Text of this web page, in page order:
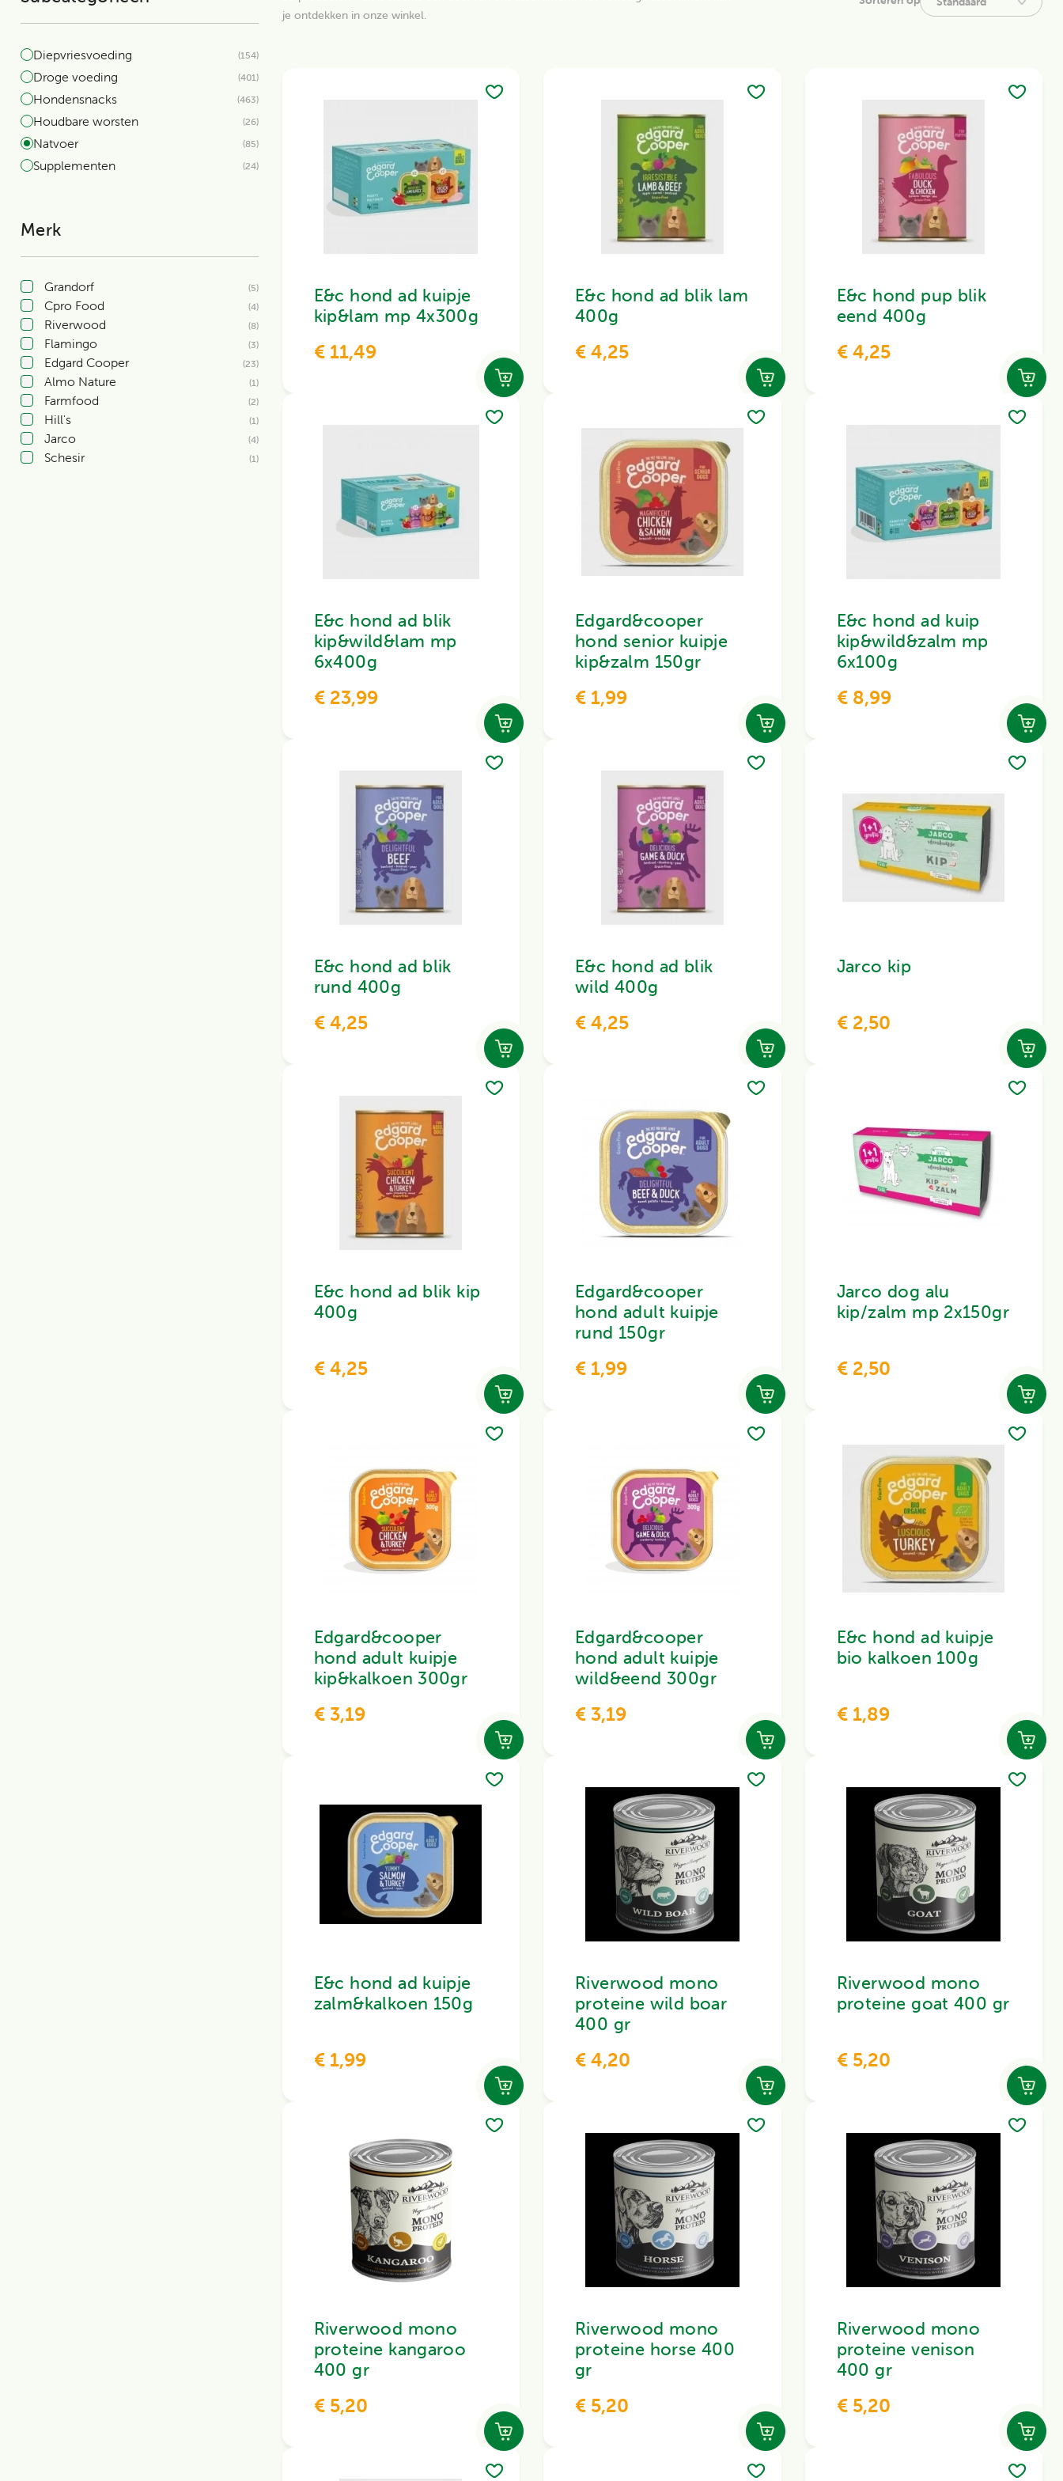
Alles voor honden bekijken
Diepvriesvoeding (154)
Droge voeding (401)
Hondensnacks (463)
Houdbare worsten (26)
Natvoer (85)
Supplementen (24)
Merk
Grandorf (5)
Cpro Food (4)
Riverwood (8)
Flamingo (3)
Edgard Cooper (23)
Almo Nature (1)
Farmfood (2)
Hill's (1)
Jarco (4)
Schesir (1)
je ontdekken in onze winkel.
E&c hond ad kuipje
kip&lam mp 4x300g
€ 11,49
E&c hond ad blik lam
400g
€ 4,25
E&c hond pup blik
eend 400g
€ 4,25
E&c hond ad blik
kip&wild&lam mp
6x400g
€ 23,99
Edgard&cooper
hond senior kuipje
kip&zalm 150gr
€ 1,99
E&c hond ad kuip
kip&wild&zalm mp
6x100g
€ 8,99
E&c hond ad blik
rund 400g
€ 4,25
E&c hond ad blik
wild 400g
€ 4,25
Jarco kip
€ 2,50
E&c hond ad blik kip
400g
€ 4,25
Edgard&cooper
hond adult kuipje
rund 150gr
€ 1,99
Jarco dog alu
kip/zalm mp 2x150gr
€ 2,50
Edgard&cooper
hond adult kuipje
kip&kalkoen 300gr
€ 3,19
Edgard&cooper
hond adult kuipje
wild&eend 300gr
€ 3,19
E&c hond ad kuipje
bio kalkoen 100g
€ 1,89
E&c hond ad kuipje
zalm&kalkoen 150g
€ 1,99
Riverwood mono
proteine wild boar
400 gr
€ 4,20
Riverwood mono
proteine goat 400 gr
€ 5,20
Riverwood mono
proteine kangaroo
400 gr
€ 5,20
Riverwood mono
proteine horse 400
gr
€ 5,20
Riverwood mono
proteine venison
400 gr
€ 5,20